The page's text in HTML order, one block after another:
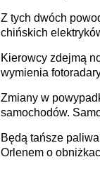
Z tych dwóch
chińskich
Kierowcy zdejmą
wymienia
Zmiany w
samochodów.
technologią
Będą tańsze
Orlenem o